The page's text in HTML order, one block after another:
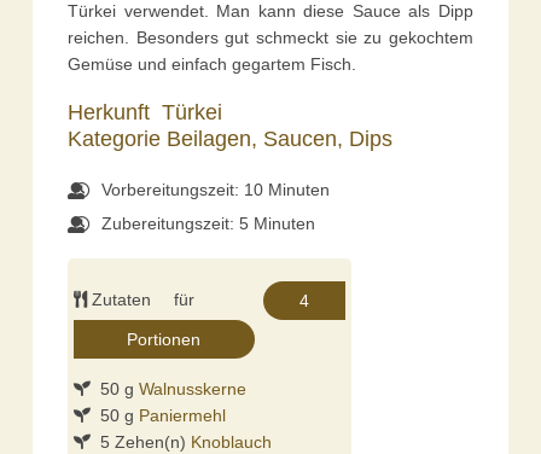
Türkei verwendet. Man kann diese Sauce als Dipp
reichen. Besonders gut schmeckt sie zu gekochtem
Gemüse und einfach gegartem Fisch.
Herkunft Türkei
Kategorie Beilagen, Saucen, Dips
Vorbereitungszeit: 10 Minuten
Zubereitungszeit: 5 Minuten
Zutaten für
50 g Walnusskerne
50 g Paniermehl
5 Zehen(n) Knoblauch